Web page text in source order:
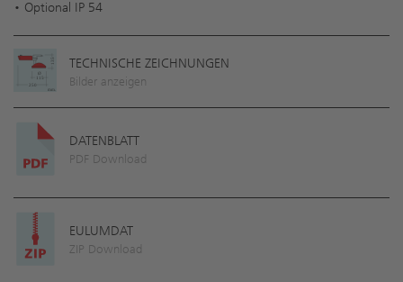
• Optional IP 54
TECHNISCHE ZEICHNUNGEN
Bilder anzeigen
DATENBLATT
PDF Download
EULUMDAT
ZIP Download